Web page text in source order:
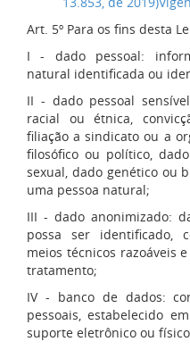
Art. 5º Para os fins desta
I - dado pessoal:
natural identificada ou
II - dado pessoal
racial ou étnica,
filiação a sindicato ou a
filosófico ou político,
sexual, dado genético ou
uma pessoa natural;
III - dado anonimizado:
possa ser identificado,
meios técnicos razoáveis
tratamento;
IV - banco de dados:
pessoais, estabelecido
suporte eletrônico ou